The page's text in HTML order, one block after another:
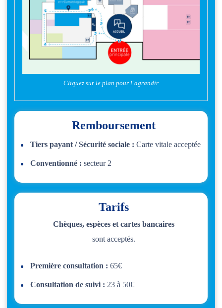
Cliquez sur le plan pour l’agrandir
Remboursement
Tiers payant / Sécurité sociale : Carte vitale acceptée
Conventionné : secteur 2
Tarifs
Chèques, espèces et cartes bancaires
sont acceptés.
Première consultation : 65€
Consultation de suivi : 23 à 50€